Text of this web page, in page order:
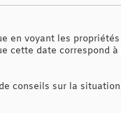
en voyant les
cette date correspond
conseils sur la